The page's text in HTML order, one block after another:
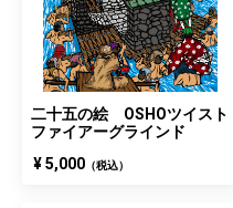
二十五の絵 OSHOツイスト
ファイアーグラインド
¥ 5,000 （税込）